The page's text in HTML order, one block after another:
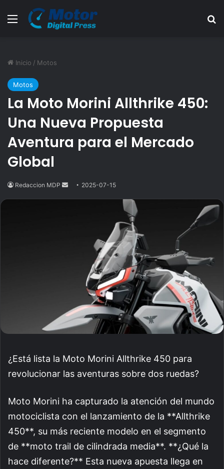
Menú
Inicio / Motos
Motos
La Moto Morini Allthrike 450:
Una Nueva Propuesta
Aventura para el Mercado
Global
Redaccion MDP
Send2025-07-15
¿Está lista la Moto Morini Allthrike 450 para
revolucionar las aventuras sobre dos ruedas?
Moto Morini ha capturado la atención del mundo
motociclista con el lanzamiento de la **Allthrike
450**, su más reciente modelo en el segmento
de **moto trail de cilindrada media**. **¿Qué la
hace diferente?** Esta nueva apuesta llega en